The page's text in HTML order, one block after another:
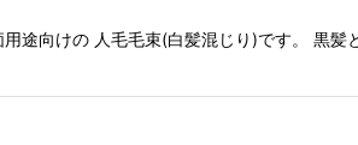
途向けの 人毛毛束(白髪混じり)です。 黒